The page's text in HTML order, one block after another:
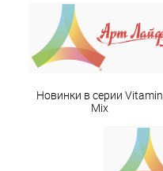
Новинки в серии Vitamin
Mix